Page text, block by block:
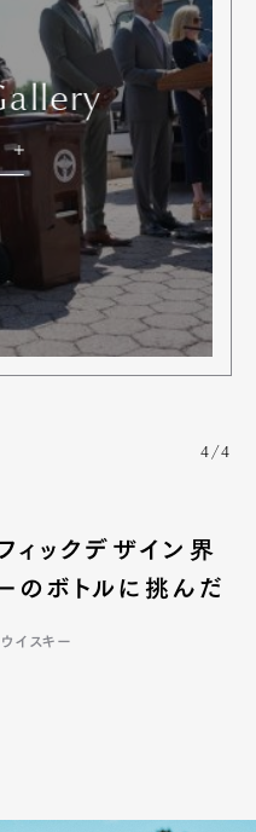
4/4
ィックデザイン界
のボトルに挑んだ
ウイスキー